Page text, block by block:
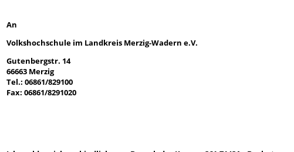
An
Volkshochschule im Landkreis Merzig-Wadern e.V.
Gutenbergstr. 14
66663 Merzig
Tel.: 06861/829100
Fax: 06861/8291020